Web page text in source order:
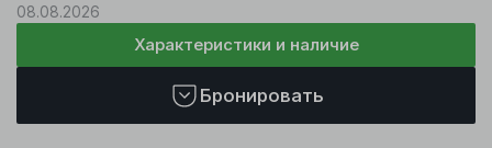
08.08.2026
Характеристики и наличие
Бронировать